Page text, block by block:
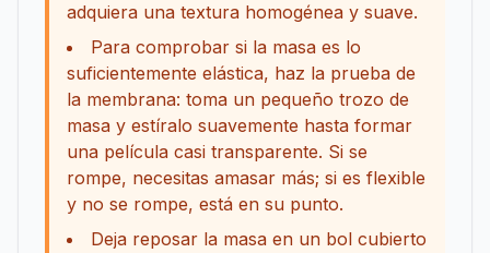
adquiera una textura homogénea y suave.
Para comprobar si la masa es lo
suficientemente elástica, haz la prueba de
la membrana: toma un pequeño trozo de
masa y estíralo suavemente hasta formar
una película casi transparente. Si se
rompe, necesitas amasar más; si es flexible
y no se rompe, está en su punto.
Deja reposar la masa en un bol cubierto